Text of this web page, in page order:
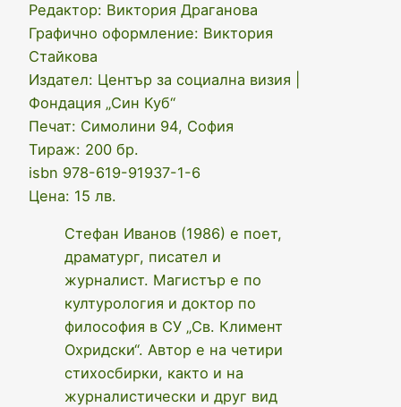
Редактор: Виктория Драганова
Графично оформление: Виктория
Стайкова
Издател: Център за социална визия |
Фондация „Син Куб“
Печат: Симолини 94, София
Тираж: 200 бр.
isbn 978-619-91937-1-6
Цена: 15 лв.
Стефан Иванов (1986) е поет,
драматург, писател и
журналист. Магистър е по
културология и доктор по
философия в СУ „Св. Климент
Охридски“. Автор е на четири
стихосбирки, както и на
журналистически и друг вид